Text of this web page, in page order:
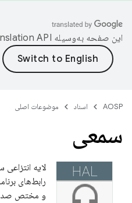
این صفحه به‌وسیله
AOSP اسناد موضوعات اصلی
سمعی
و مختص صدا